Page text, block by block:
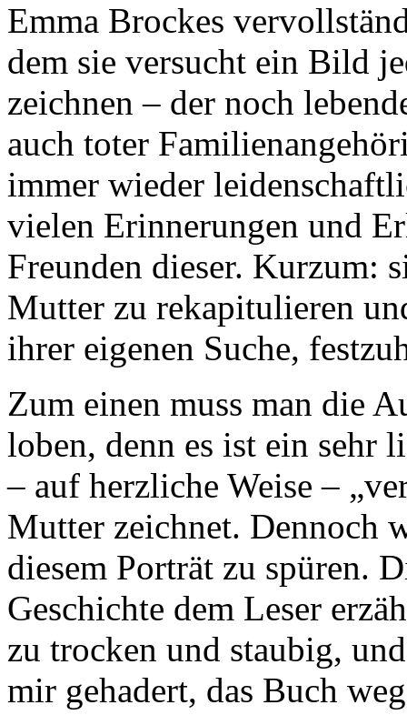
Emma Brockes
dem sie versucht ein Bild
zeichnen – der noch
auch toter
immer wieder
vielen Erinnerungen und
Freunden dieser. Kurzum:
Mutter zu rekapitulieren
ihrer eigenen Suche,
Zum einen muss man die
loben, denn es ist ein sehr
– auf herzliche Weise –
Mutter zeichnet. Dennoch
diesem Porträt zu spüren.
Geschichte dem Leser
zu trocken und staubig,
mir gehadert, das Buch